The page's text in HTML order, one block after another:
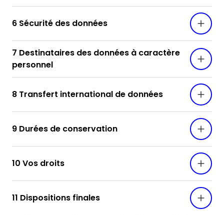
6 Sécurité des données
7 Destinataires des données à caractère
personnel
8 Transfert international de données
9 Durées de conservation
10 Vos droits
11 Dispositions finales